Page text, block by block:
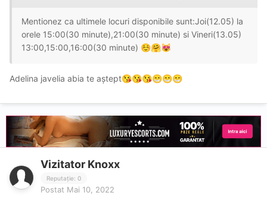
Mentionez ca ultimele locuri disponibile sunt:Joi(12.05) la
orele 15:00(30 minute),21:00(30 minute) si Vineri(13.05)
13:00,15:00,16:00(30 minute) ☺️🤗😻
Adelina javelia abia te aștept😘😘😘😁😁😁
Vizitator Knoxx
Reputație: 0
Postat Mai 10, 2022